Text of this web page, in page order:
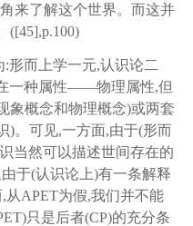
来了解这个世界。而这并
([45],p.100)
:形而上学一元,认识论二
一种属性——物理属性,但
象概念和物理概念)或两套
)。可见,一方面,由于(形而
当然可以描述世间存在的
于(认识论上)有一条解释
从APET为假,我们并不能
只是后者(CP)的充分条